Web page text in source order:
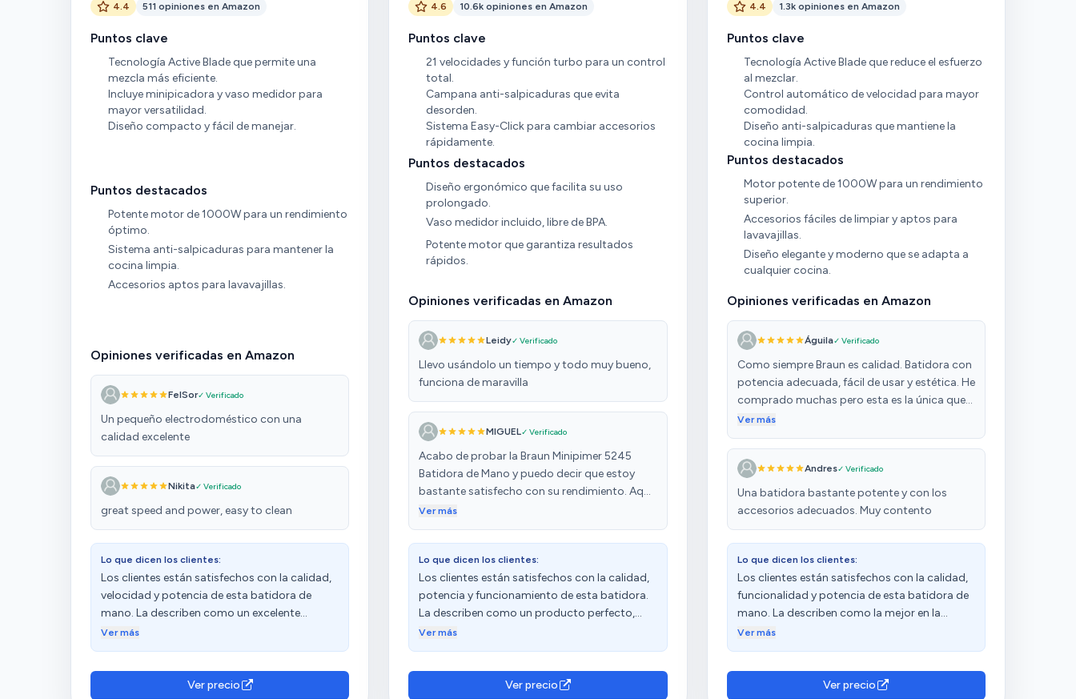
4.4 511 opiniones en Amazon
Puntos clave
Tecnología Active Blade que permite una
mezcla más eficiente.
Incluye minipicadora y vaso medidor para
mayor versatilidad.
Diseño compacto y fácil de manejar.
Puntos destacados
Potente motor de 1000W para un rendimiento
óptimo.
Sistema anti-salpicaduras para mantener la
cocina limpia.
Accesorios aptos para lavavajillas.
Opiniones verificadas en Amazon
FelSor✓ Verificado
Un pequeño electrodoméstico con una
calidad excelente
Nikita✓ Verificado
great speed and power, easy to clean
Lo que dicen los clientes:
Los clientes están satisfechos con la calidad,
velocidad y potencia de esta batidora de
mano. La describen como un excelente
producto, perfecto y la mejor del mercado.
sólo botón. Sin embargo, algunos clientes
Ver más
Ver precio
4.6 10.6k opiniones en Amazon
Puntos clave
21 velocidades y función turbo para un control
total.
Campana anti-salpicaduras que evita
desorden.
Sistema Easy-Click para cambiar accesorios
rápidamente.
Puntos destacados
Diseño ergonómico que facilita su uso
prolongado.
Vaso medidor incluido, libre de BPA.
Potente motor que garantiza resultados
rápidos.
Opiniones verificadas en Amazon
Leidy✓ Verificado
Llevo usándolo un tiempo y todo muy bueno,
funciona de maravilla
MIGUEL✓ Verificado
Acabo de probar la Braun Minipimer 5245
Batidora de Mano y puedo decir que estoy
bastante satisfecho con su rendimiento. Aquí
van mis impresiones detalladas: Potencia: Los
probado batir sopas, hacer purés y batidos, y
en todos los casos, la batidora ha sido rápida
y eficiente. No tiene ningún problema en
triturar alimentos duros o más fibrosos, lo
cual es un punto a favor si buscas algo
potente. Velocidades y Función Turbo: La
opción de tener 21 velocidades permite un
estás preparando. La función turbo también
Ver más
Lo que dicen los clientes:
Los clientes están satisfechos con la calidad,
potencia y funcionamiento de esta batidora.
La describen como un producto perfecto,
robusto y de buena relación calidad-precio.
y aprecian su facilidad de limpieza y
Ver más
Ver precio
4.4 1.3k opiniones en Amazon
Puntos clave
Tecnología Active Blade que reduce el esfuerzo
al mezclar.
Control automático de velocidad para mayor
comodidad.
Diseño anti-salpicaduras que mantiene la
cocina limpia.
Puntos destacados
Motor potente de 1000W para un rendimiento
superior.
Accesorios fáciles de limpiar y aptos para
lavavajillas.
Diseño elegante y moderno que se adapta a
cualquier cocina.
Opiniones verificadas en Amazon
Águila✓ Verificado
Como siempre Braun es calidad. Batidora con
potencia adecuada, fácil de usar y estética. He
comprado muchas pero esta es la única que
me gusta. Aunque su precio es un poco alto.
Ver más
Andres✓ Verificado
Una batidora bastante potente y con los
accesorios adecuados. Muy contento
Lo que dicen los clientes:
Los clientes están satisfechos con la calidad,
funcionalidad y potencia de esta batidora de
mano. La describen como la mejor en la
categoría de batidoras de mano y la
interruptor de más a menos potencia y la
Ver más
Ver precio